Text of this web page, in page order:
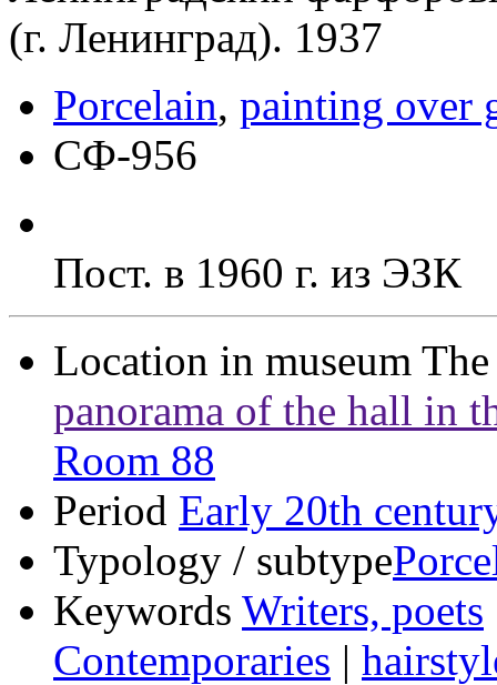
(г. Ленинград). 1937
Porcelain, painting over
СФ-956
Пост. в 1960 г. из ЭЗК
Location in museum
panorama of the hall in
Room 88
Period Early 20th
Typology / subtype
Keywords Writers, poets
Contemporaries |